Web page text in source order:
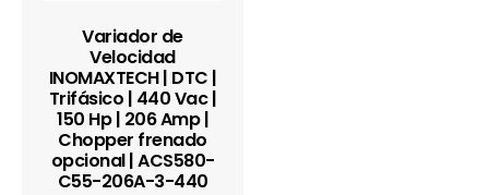
Variador de
Velocidad
INOMAXTECH | DTC |
Trifásico | 440 Vac |
150 Hp | 206 Amp |
Chopper frenado
opcional | ACS580-
C55-206A-3-440